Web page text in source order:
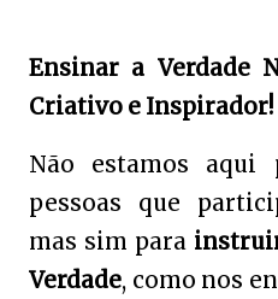
Ensinar a Verdade
Criativo e Inspirador!
Não estamos aqui
pessoas que
mas sim para
Verdade, como nos